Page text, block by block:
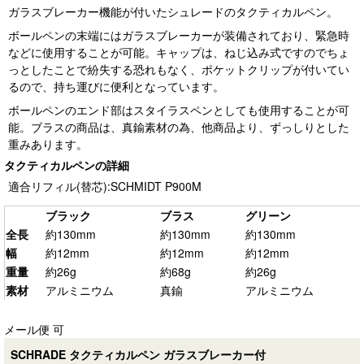
ガラスブレーカー機能が付いたシュレードのタクティカルペン。
ボールペンの末端にはガラスブレーカーが装備されており、緊急時
などに使用することが可能。キャップは、ねじ込み式ですのでちょ
っとしたことで紛失する恐れもなく、ポケットクリップが付いてい
るので、持ち運びに便利となっています。
ボールペンのエンド部はスタイラスペンとしても使用することが可
能。ブラスの商品は、真鍮素材の為、他商品より、ずっしりとした
重みあります。
タクティカルペンの詳細
適合リフィル(替芯):SCHMIDT P900M
ブラック
ブラス
グリーン
全長
約130mm 約130mm
約130mm
幅
約12mm 約12mm
約12mm
重量
約26g 約68g
約26g
素材
アルミニウム 真鍮 アルミニウム
メール便 可
SCHRADE タクティカルペン ガラスブレーカー付